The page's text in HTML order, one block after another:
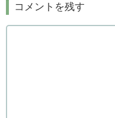
コメントを残す